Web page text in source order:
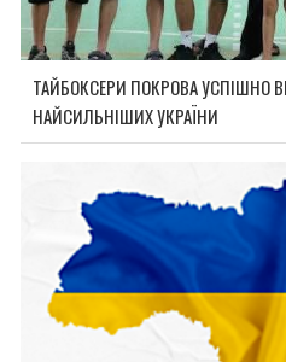
ТАЙБОКСЕРИ ПОКРОВА УСПІШНО
НАЙСИЛЬНІШИХ УКРАЇНИ